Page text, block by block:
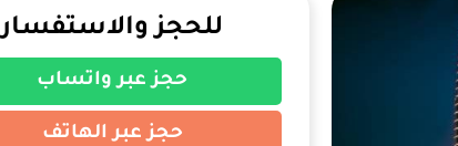
للحجز والاستفسار
حجز عبر واتساب
حجز عبر الهاتف